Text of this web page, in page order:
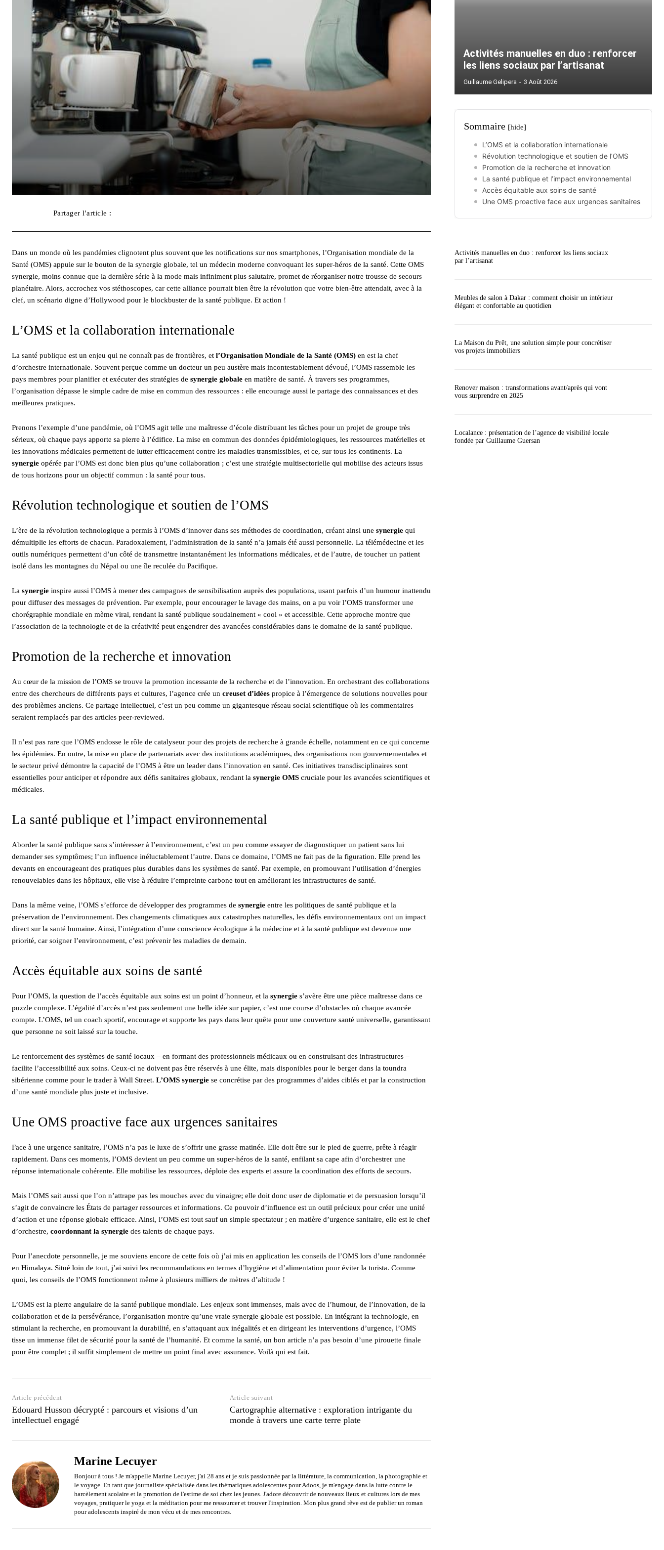
Partager l'article :
Dans un monde où les pandémies clignotent plus souvent que les notifications sur nos smartphones, l’Organisation mondiale de la
Santé (OMS) appuie sur le bouton de la synergie globale, tel un médecin moderne convoquant les super-héros de la santé. Cette OMS
synergie, moins connue que la dernière série à la mode mais infiniment plus salutaire, promet de réorganiser notre trousse de secours
planétaire. Alors, accrochez vos stéthoscopes, car cette alliance pourrait bien être la révolution que votre bien-être attendait, avec à la
clef, un scénario digne d’Hollywood pour le blockbuster de la santé publique. Et action !
L’OMS et la collaboration internationale
La santé publique est un enjeu qui ne connaît pas de frontières, et l’Organisation Mondiale de la Santé (OMS) en est la chef
d’orchestre internationale. Souvent perçue comme un docteur un peu austère mais incontestablement dévoué, l’OMS rassemble les
pays membres pour planifier et exécuter des stratégies de synergie globale en matière de santé. À travers ses programmes,
l’organisation dépasse le simple cadre de mise en commun des ressources : elle encourage aussi le partage des connaissances et des
meilleures pratiques.
Prenons l’exemple d’une pandémie, où l’OMS agit telle une maîtresse d’école distribuant les tâches pour un projet de groupe très
sérieux, où chaque pays apporte sa pierre à l’édifice. La mise en commun des données épidémiologiques, les ressources matérielles et
les innovations médicales permettent de lutter efficacement contre les maladies transmissibles, et ce, sur tous les continents. La
synergie opérée par l’OMS est donc bien plus qu’une collaboration ; c’est une stratégie multisectorielle qui mobilise des acteurs issus
de tous horizons pour un objectif commun : la santé pour tous.
Révolution technologique et soutien de l’OMS
L’ère de la révolution technologique a permis à l’OMS d’innover dans ses méthodes de coordination, créant ainsi une synergie qui
démultiplie les efforts de chacun. Paradoxalement, l’administration de la santé n’a jamais été aussi personnelle. La télémédecine et les
outils numériques permettent d’un côté de transmettre instantanément les informations médicales, et de l’autre, de toucher un patient
isolé dans les montagnes du Népal ou une île reculée du Pacifique.
La synergie inspire aussi l’OMS à mener des campagnes de sensibilisation auprès des populations, usant parfois d’un humour inattendu
pour diffuser des messages de prévention. Par exemple, pour encourager le lavage des mains, on a pu voir l’OMS transformer une
chorégraphie mondiale en mème viral, rendant la santé publique soudainement « cool » et accessible. Cette approche montre que
l’association de la technologie et de la créativité peut engendrer des avancées considérables dans le domaine de la santé publique.
Promotion de la recherche et innovation
Au cœur de la mission de l’OMS se trouve la promotion incessante de la recherche et de l’innovation. En orchestrant des collaborations
entre des chercheurs de différents pays et cultures, l’agence crée un creuset d’idées propice à l’émergence de solutions nouvelles pour
des problèmes anciens. Ce partage intellectuel, c’est un peu comme un gigantesque réseau social scientifique où les commentaires
seraient remplacés par des articles peer-reviewed.
Il n’est pas rare que l’OMS endosse le rôle de catalyseur pour des projets de recherche à grande échelle, notamment en ce qui concerne
les épidémies. En outre, la mise en place de partenariats avec des institutions académiques, des organisations non gouvernementales et
le secteur privé démontre la capacité de l’OMS à être un leader dans l’innovation en santé. Ces initiatives transdisciplinaires sont
essentielles pour anticiper et répondre aux défis sanitaires globaux, rendant la synergie OMS cruciale pour les avancées scientifiques et
médicales.
La santé publique et l’impact environnemental
Aborder la santé publique sans s’intéresser à l’environnement, c’est un peu comme essayer de diagnostiquer un patient sans lui
demander ses symptômes; l’un influence inéluctablement l’autre. Dans ce domaine, l’OMS ne fait pas de la figuration. Elle prend les
devants en encourageant des pratiques plus durables dans les systèmes de santé. Par exemple, en promouvant l’utilisation d’énergies
renouvelables dans les hôpitaux, elle vise à réduire l’empreinte carbone tout en améliorant les infrastructures de santé.
Dans la même veine, l’OMS s’efforce de développer des programmes de synergie entre les politiques de santé publique et la
préservation de l’environnement. Des changements climatiques aux catastrophes naturelles, les défis environnementaux ont un impact
direct sur la santé humaine. Ainsi, l’intégration d’une conscience écologique à la médecine et à la santé publique est devenue une
priorité, car soigner l’environnement, c’est prévenir les maladies de demain.
Accès équitable aux soins de santé
Pour l’OMS, la question de l’accès équitable aux soins est un point d’honneur, et la synergie s’avère être une pièce maîtresse dans ce
puzzle complexe. L’égalité d’accès n’est pas seulement une belle idée sur papier, c’est une course d’obstacles où chaque avancée
compte. L’OMS, tel un coach sportif, encourage et supporte les pays dans leur quête pour une couverture santé universelle, garantissant
que personne ne soit laissé sur la touche.
Le renforcement des systèmes de santé locaux – en formant des professionnels médicaux ou en construisant des infrastructures –
facilite l’accessibilité aux soins. Ceux-ci ne doivent pas être réservés à une élite, mais disponibles pour le berger dans la toundra
sibérienne comme pour le trader à Wall Street. L’OMS synergie se concrétise par des programmes d’aides ciblés et par la construction
d’une santé mondiale plus juste et inclusive.
Une OMS proactive face aux urgences sanitaires
Face à une urgence sanitaire, l’OMS n’a pas le luxe de s’offrir une grasse matinée. Elle doit être sur le pied de guerre, prête à réagir
rapidement. Dans ces moments, l’OMS devient un peu comme un super-héros de la santé, enfilant sa cape afin d’orchestrer une
réponse internationale cohérente. Elle mobilise les ressources, déploie des experts et assure la coordination des efforts de secours.
Mais l’OMS sait aussi que l’on n’attrape pas les mouches avec du vinaigre; elle doit donc user de diplomatie et de persuasion lorsqu’il
s’agit de convaincre les États de partager ressources et informations. Ce pouvoir d’influence est un outil précieux pour créer une unité
d’action et une réponse globale efficace. Ainsi, l’OMS est tout sauf un simple spectateur ; en matière d’urgence sanitaire, elle est le chef
d’orchestre, coordonnant la synergie des talents de chaque pays.
Pour l’anecdote personnelle, je me souviens encore de cette fois où j’ai mis en application les conseils de l’OMS lors d’une randonnée
en Himalaya. Situé loin de tout, j’ai suivi les recommandations en termes d’hygiène et d’alimentation pour éviter la turista. Comme
quoi, les conseils de l’OMS fonctionnent même à plusieurs milliers de mètres d’altitude !
L’OMS est la pierre angulaire de la santé publique mondiale. Les enjeux sont immenses, mais avec de l’humour, de l’innovation, de la
collaboration et de la persévérance, l’organisation montre qu’une vraie synergie globale est possible. En intégrant la technologie, en
stimulant la recherche, en promouvant la durabilité, en s’attaquant aux inégalités et en dirigeant les interventions d’urgence, l’OMS
tisse un immense filet de sécurité pour la santé de l’humanité. Et comme la santé, un bon article n’a pas besoin d’une pirouette finale
pour être complet ; il suffit simplement de mettre un point final avec assurance. Voilà qui est fait.
Article précédent
Edouard Husson décrypté : parcours et visions d’un
intellectuel engagé
Article suivant
Cartographie alternative : exploration intrigante du
monde à travers une carte terre plate
Marine Lecuyer
Bonjour à tous ! Je m'appelle Marine Lecuyer, j'ai 28 ans et je suis passionnée par la littérature, la communication, la photographie et
le voyage. En tant que journaliste spécialisée dans les thématiques adolescentes pour Adoos, je m'engage dans la lutte contre le
harcèlement scolaire et la promotion de l'estime de soi chez les jeunes. J'adore découvrir de nouveaux lieux et cultures lors de mes
voyages, pratiquer le yoga et la méditation pour me ressourcer et trouver l'inspiration. Mon plus grand rêve est de publier un roman
pour adolescents inspiré de mon vécu et de mes rencontres.
Activités manuelles en duo : renforcer
les liens sociaux par l’artisanat
Guillaume Gelipera - 3 Août 2026
Sommaire [hide]
L’OMS et la collaboration internationale
Révolution technologique et soutien de l’OMS
Promotion de la recherche et innovation
La santé publique et l’impact environnemental
Accès équitable aux soins de santé
Une OMS proactive face aux urgences sanitaires
Activités manuelles en duo : renforcer les liens sociaux
par l’artisanat
Meubles de salon à Dakar : comment choisir un intérieur
élégant et confortable au quotidien
La Maison du Prêt, une solution simple pour concrétiser
vos projets immobiliers
Renover maison : transformations avant/après qui vont
vous surprendre en 2025
Localance : présentation de l’agence de visibilité locale
fondée par Guillaume Guersan